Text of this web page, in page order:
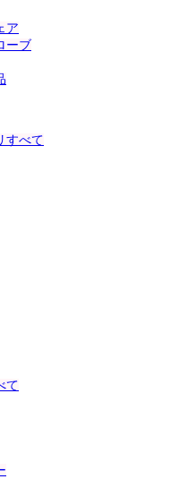
ア
ーブ
すべて
て